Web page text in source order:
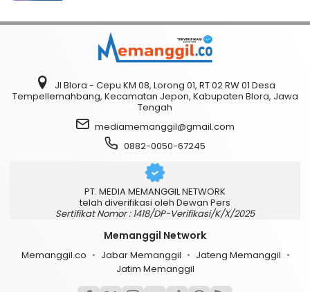
Jl Blora - Cepu KM 08, Lorong 01, RT 02 RW 01 Desa
Tempellemahbang, Kecamatan Jepon, Kabupaten Blora, Jawa
Tengah
mediamemanggil@gmail.com
0882-0050-67245
PT. MEDIA MEMANGGIL NETWORK
telah diverifikasi oleh Dewan Pers
Sertifikat Nomor : 1418/DP-Verifikasi/K/X/2025
Memanggil Network
Memanggil.co Jabar Memanggil
Jateng Memanggil
Jatim Memanggil